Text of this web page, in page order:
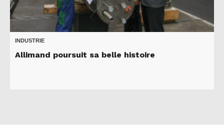
INDUSTRIE
Allimand poursuit sa belle histoire